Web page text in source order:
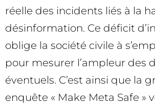
réelle des incidents liés à la
désinformation. Ce déficit
oblige la société civile à
pour mesurer l’ampleur des
éventuels. C’est ainsi que la
enquête « Make Meta Safe »